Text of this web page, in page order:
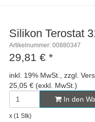
Silikon Terostat
Artikelnummer: 00880347
29,81 € *
inkl. 19% MwSt., zzgl.
25,05 € (exkl. MwSt.)
In den
x (1 Stk)